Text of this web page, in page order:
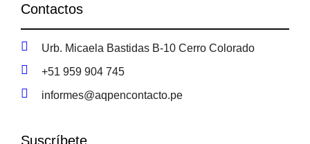
Contactos
Urb. Micaela Bastidas B-10 Cerro Colorado
+51 959 904 745
informes@aqpencontacto.pe
Suscríbete